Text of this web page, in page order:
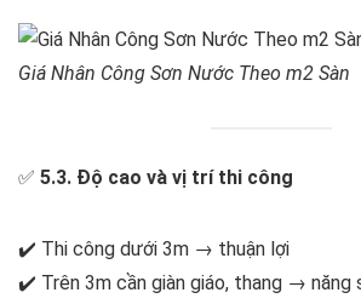
Giá Nhân Công Sơn Nước Theo m2 Sàn
✅ 5.3. Độ cao và vị trí thi công
✔️ Thi công dưới 3m → thuận lợi
✔️ Trên 3m cần giàn giáo, thang → năng